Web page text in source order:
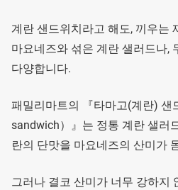
계란 샌드위치라고 해도, 끼우는
마요네즈와 섞은 계란 샐러드나,
다양합니다.
패밀리마트의 『타마고(계란) 샌
sandwich）』는 정통 계란 샐러
란의 단맛을 마요네즈의 산미가
그러나 결코 산미가 너무 강하지